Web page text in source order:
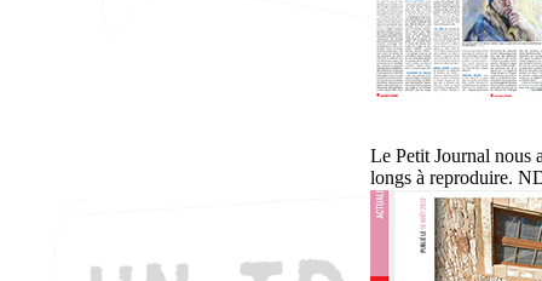
Le Petit Journal nous
longs à reproduire.